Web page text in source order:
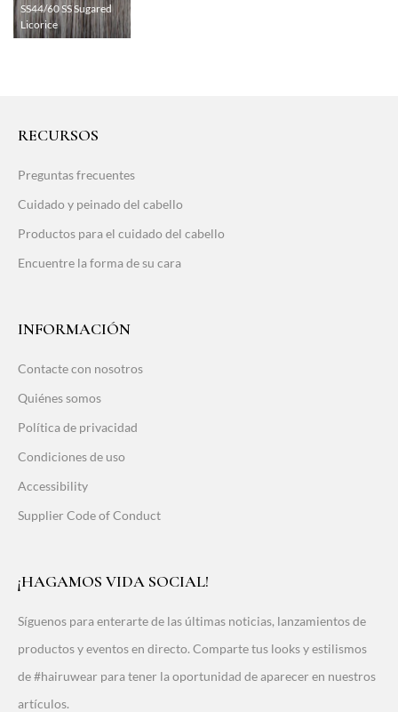
SS44/60 SS Sugared
Licorice
RECURSOS
Preguntas frecuentes
Cuidado y peinado del cabello
Productos para el cuidado del cabello
Encuentre la forma de su cara
INFORMACIÓN
Contacte con nosotros
Quiénes somos
Política de privacidad
Condiciones de uso
Accessibility
Supplier Code of Conduct
¡HAGAMOS VIDA SOCIAL!
Síguenos para enterarte de las últimas noticias, lanzamientos de
productos y eventos en directo. Comparte tus looks y estilismos
de #hairuwear para tener la oportunidad de aparecer en nuestros
artículos.